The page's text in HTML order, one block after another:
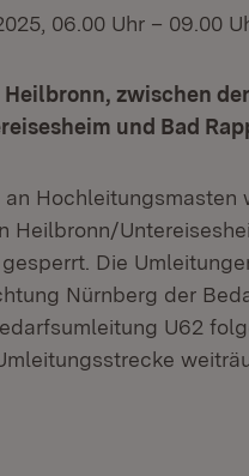
06.00 Uhr – 09.00
Heilbronn, zwischen
und Bad
Heilbronn/
Die
Nürnberg der
U62